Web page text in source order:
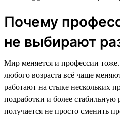
Почему
не выбирают
Мир меняется и профессии
любого возраста всё чаще
работают на стыке нескольких
подработки и более
получается не просто сменить